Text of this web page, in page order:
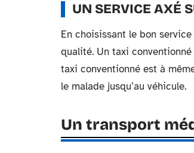
UN SERVICE AXÉ
En choisissant le bon
qualité. Un taxi
taxi conventionné est à
le malade jusqu’au véhicule.
Un transport